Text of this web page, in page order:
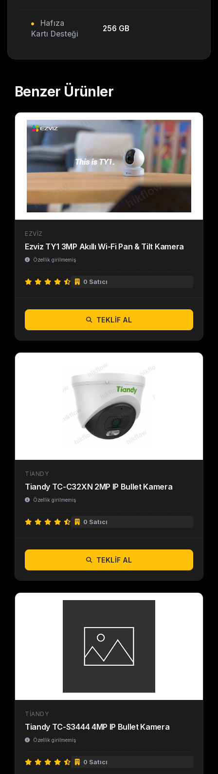
Hafıza
Kartı Desteği
256 GB
Benzer Ürünler
EZVIZ
Ezviz TY1 3MP Akıllı Wi-Fi Pan & Tilt Kamera
Özellik girilmemiş
0 Satıcı
TEKLIF AL
TIANDY
Tiandy TC-C32XN 2MP IP Bullet Kamera
Özellik girilmemiş
0 Satıcı
TEKLIF AL
TIANDY
Tiandy TC-S3444 4MP IP Bullet Kamera
Özellik girilmemiş
0 Satıcı